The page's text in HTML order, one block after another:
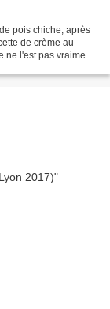
pois chiche, après
de crème au
ne l'est pas vraiment